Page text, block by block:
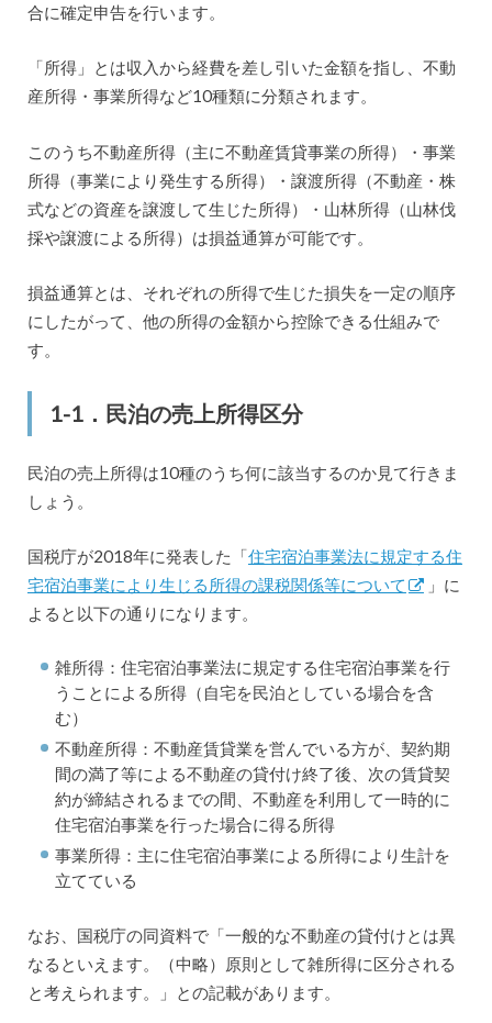
合に確定申告を行います。
「所得」とは収入から経費を差し引いた金額を指し、不動
産所得・事業所得など10種類に分類されます。
このうち不動産所得（主に不動産賃貸事業の所得）・事業
所得（事業により発生する所得）・譲渡所得（不動産・株
式などの資産を譲渡して生じた所得）・山林所得（山林伐
採や譲渡による所得）は損益通算が可能です。
損益通算とは、それぞれの所得で生じた損失を一定の順序
にしたがって、他の所得の金額から控除できる仕組みで
す。
1-1．民泊の売上所得区分
民泊の売上所得は10種のうち何に該当するのか見て行きま
しょう。
国税庁が2018年に発表した「住宅宿泊事業法に規定する住
宅宿泊事業により生じる所得の課税関係等について
」に
よると以下の通りになります。
雑所得：住宅宿泊事業法に規定する住宅宿泊事業を行
うことによる所得（自宅を民泊としている場合を含
む）
不動産所得：不動産賃貸業を営んでいる方が、契約期
間の満了等による不動産の貸付け終了後、次の賃貸契
約が締結されるまでの間、不動産を利用して一時的に
住宅宿泊事業を行った場合に得る所得
事業所得：主に住宅宿泊事業による所得により生計を
立てている
なお、国税庁の同資料で「一般的な不動産の貸付けとは異
なるといえます。（中略）原則として雑所得に区分される
と考えられます。」との記載があります。